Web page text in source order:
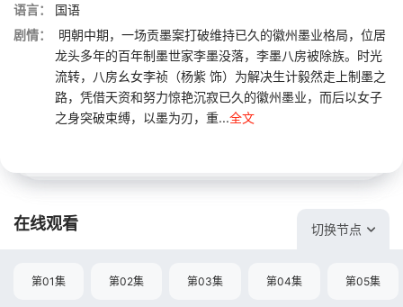
语言：
国语
剧情：
明朝中期，一场贡墨案打破维持已久的徽州墨业格局，位居
龙头多年的百年制墨世家李墨没落，李墨八房被除族。时光
流转，八房幺女李祯（杨紫 饰）为解决生计毅然走上制墨之
路，凭借天资和努力惊艳沉寂已久的徽州墨业，而后以女子
之身突破束缚，以墨为刃，重...全文
在线观看 切换节点
第01集 第02集 第03集 第04集 第05集